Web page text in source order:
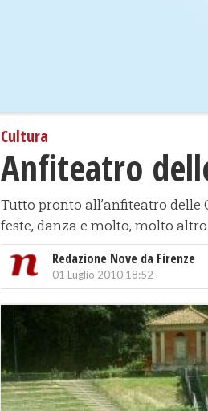
Cultura
Anfiteatro
Tutto pronto all’anfiteatro delle
feste, danza e molto, molto
Redazione Nove da Firenze
01 Luglio 2010 18:52